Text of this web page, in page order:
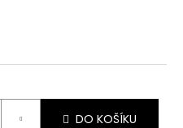
DO KOŠÍKU